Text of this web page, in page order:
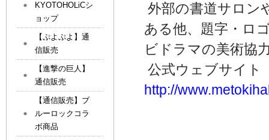
外部の書道サロン
ある他、題字・ロ
ビドラマの美術協
公式ウェブサイト
http://
KYOTOHOLiCシ
ョップ
【ぷよぷよ】通
信販売
【進撃の巨人】
通信販売
【通信販売】ブ
ルーロックコラ
ボ商品